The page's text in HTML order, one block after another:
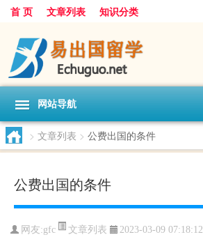
首 页 文章列表 知识分类
网站导航
> 文章列表 > 公费出国的条件
公费出国的条件
网友:gfc 文章列表 2023-03-09 07:18:12